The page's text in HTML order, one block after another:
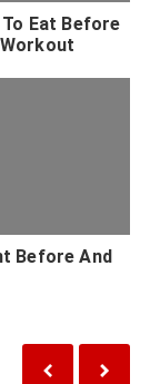
Eat Before
Before And